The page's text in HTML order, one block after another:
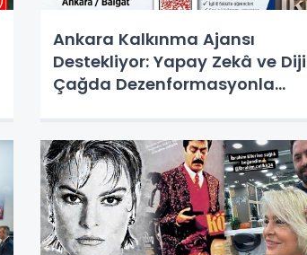
Ankara Kalkınma Ajansı
Destekliyor: Yapay Zekâ ve
Çağda Dezenformasyonla